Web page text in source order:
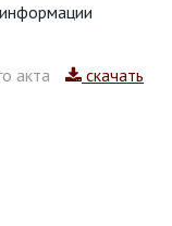
акта
скачать